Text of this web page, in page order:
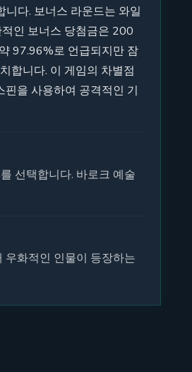
다. 보너스 라운드는 와일
인 보너스 당첨금은 200
97.96%로 언급되지만 잠
합니다. 이 게임의 차별점
을 사용하여 공격적인 기
선택합니다. 바로크 예술
우화적인 인물이 등장하는